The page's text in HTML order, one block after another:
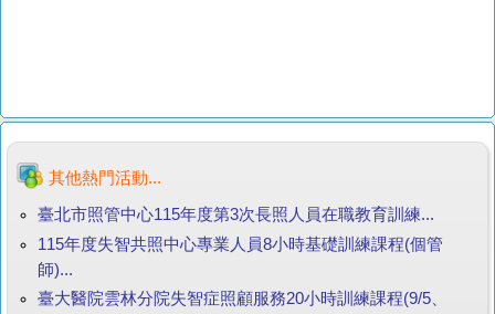
其他熱門活動...
臺北市照管中心115年度第3次長照人員在職教育訓練...
115年度失智共照中心專業人員8小時基礎訓練課程(個管
師)...
臺大醫院雲林分院失智症照顧服務20小時訓練課程(9/5、